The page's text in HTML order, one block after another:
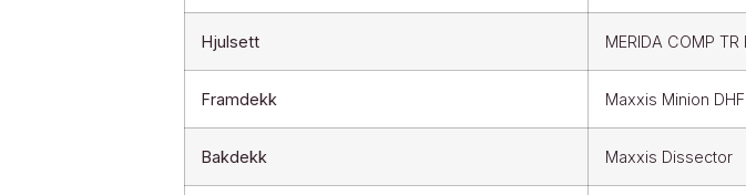
Hjulsett MERIDA COMP TR
Framdekk Maxxis Minion DHF
Bakdekk Maxxis Dissector